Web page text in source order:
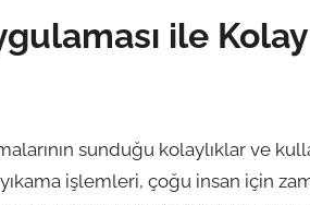
ile
sunduğu kolaylıklar ve
işlemleri, çoğu insan için